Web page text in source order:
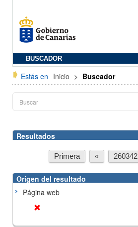
BUSCADOR
Estás en Inicio > Buscador
Resultados
Primera « 260342
Origen del resultado
Página web